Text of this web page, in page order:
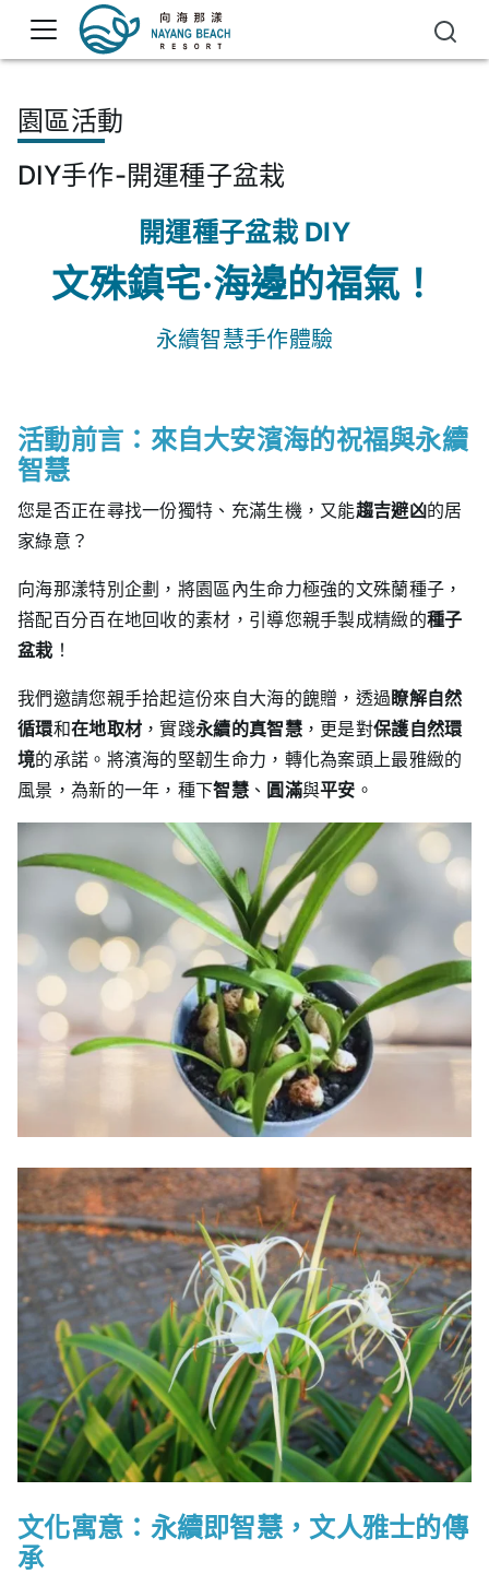
園區活動
DIY手作-開運種子盆栽
開運種子盆栽 DIY
文殊鎮宅·海邊的福氣！
永續智慧手作體驗
活動前言：來自大安濱海的祝福與永續
智慧
您是否正在尋找一份獨特、充滿生機，又能趨吉避凶的居
家綠意？
向海那漾特別企劃，將園區內生命力極強的文殊蘭種子，
搭配百分百在地回收的素材，引導您親手製成精緻的種子
盆栽 ！
我們邀請您親手拾起這份來自大海的餽贈，透過瞭解自然
循環和在地取材 ，實踐永續的真智慧，更是對保護自然環
境的承諾。將濱海的堅韌生命力，轉化為案頭上最雅緻的
風景，為新的一年，種下智慧、 圓滿與平安 。
文化寓意：永續即智慧，文人雅士的傳
承